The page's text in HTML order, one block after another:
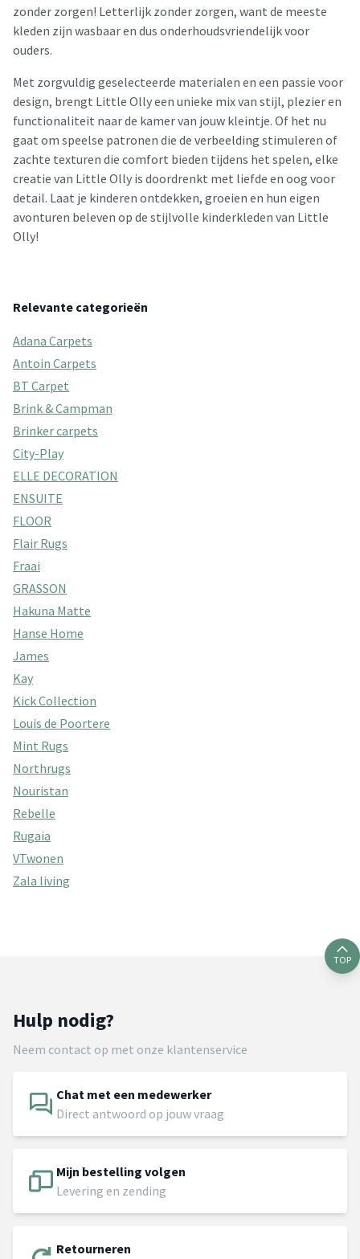
zonder zorgen! Letterlijk zonder zorgen, want de meeste
kleden zijn wasbaar en dus onderhoudsvriendelijk voor
ouders.
Met zorgvuldig geselecteerde materialen en een passie voor
design, brengt Little Olly een unieke mix van stijl, plezier en
functionaliteit naar de kamer van jouw kleintje. Of het nu
gaat om speelse patronen die de verbeelding stimuleren of
zachte texturen die comfort bieden tijdens het spelen, elke
creatie van Little Olly is doordrenkt met liefde en oog voor
detail. Laat je kinderen ontdekken, groeien en hun eigen
avonturen beleven op de stijlvolle kinderkleden van Little
Olly!
Relevante categorieën
Adana Carpets
Antoin Carpets
BT Carpet
Brink & Campman
Brinker carpets
City-Play
ELLE DECORATION
ENSUITE
FLOOR
Flair Rugs
Fraai
GRASSON
Hakuna Matte
Hanse Home
James
Kay
Kick Collection
Louis de Poortere
Mint Rugs
Northrugs
Nouristan
Rebelle
Rugaia
VTwonen
Zala living
TOP
Hulp nodig?
Neem contact op met onze klantenservice
Chat met een medewerker
Direct antwoord op jouw vraag
Mijn bestelling volgen
Levering en zending
Retourneren